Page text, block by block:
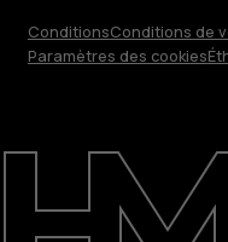
Réparer, réutiliser,
Responsable
Assistance
ConditionsConditions de
Paramètres des cookies